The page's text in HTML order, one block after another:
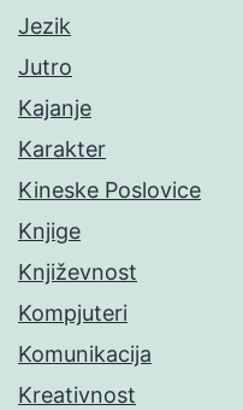
Jezik
Jutro
Kajanje
Karakter
Kineske Poslovice
Knjige
Književnost
Kompjuteri
Komunikacija
Kreativnost